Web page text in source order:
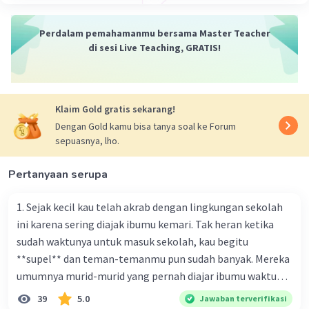
4. Untuk situasi peningkatan kasus demam berdarah di
desa Hastina yang disebabkan oleh kurangnya
"Kebersihan adalah Sebagian dari Iman, Jaga
gambar lingkungan yang kotor dengan sampah
berserakan dan teks "Kebersihan adalah Sebagian dari
Iman, Jaga Lingkungan Kita!".
Beri Rating
Perdalam pemahamanmu bersama Master Teacher
di sesi Live Teaching, GRATIS!
Klaim Gold gratis sekarang!
Dengan Gold kamu bisa tanya soal ke Forum
sepuasnya, lho.
Pertanyaan serupa
1. Sejak kecil kau telah akrab dengan lingkungan sekolah
ini karena sering diajak ibumu kemari. Tak heran ketika
sudah waktunya untuk masuk sekolah, kau begitu
**supel** dan teman-temanmu pun sudah banyak. Mereka
umumnya murid-murid yang pernah diajar ibumu waktu
kelas satu. Sedangkan aku? Aku waktu itu baru saja pindah
39 5.0 Jawaban terverifikasi